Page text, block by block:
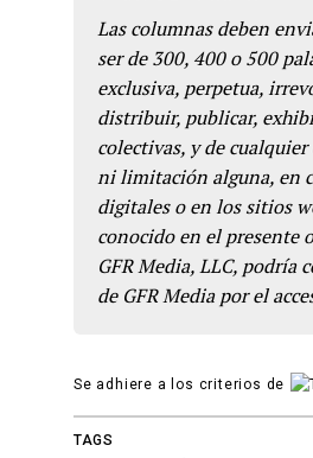
Las columnas deben
ser de 300, 400 o 500
exclusiva, perpetua,
distribuir, publicar,
colectivas, y de
ni limitación alguna, en
digitales o en los sitios
conocido en el presente
GFR Media, LLC, podría
de GFR Media por el
Se adhiere a los criterios de
TAGS